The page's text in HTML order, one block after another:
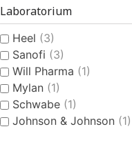
Laboratorium
Heel (3)
Sanofi (3)
Will Pharma (1)
Mylan (1)
Schwabe (1)
Johnson & Johnson (1)